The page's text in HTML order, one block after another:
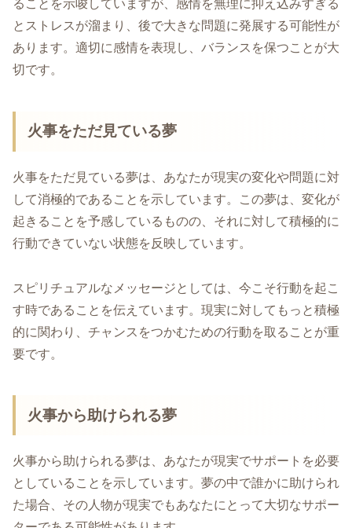
ることを示唆していますが、感情を無理に抑え込みすぎる
とストレスが溜まり、後で大きな問題に発展する可能性が
あります。適切に感情を表現し、バランスを保つことが大
切です。
火事をただ見ている夢
火事をただ見ている夢は、あなたが現実の変化や問題に対
して消極的であることを示しています。この夢は、変化が
起きることを予感しているものの、それに対して積極的に
行動できていない状態を反映しています。
スピリチュアルなメッセージとしては、今こそ行動を起こ
す時であることを伝えています。現実に対してもっと積極
的に関わり、チャンスをつかむための行動を取ることが重
要です。
火事から助けられる夢
火事から助けられる夢は、あなたが現実でサポートを必要
としていることを示しています。夢の中で誰かに助けられ
た場合、その人物が現実でもあなたにとって大切なサポー